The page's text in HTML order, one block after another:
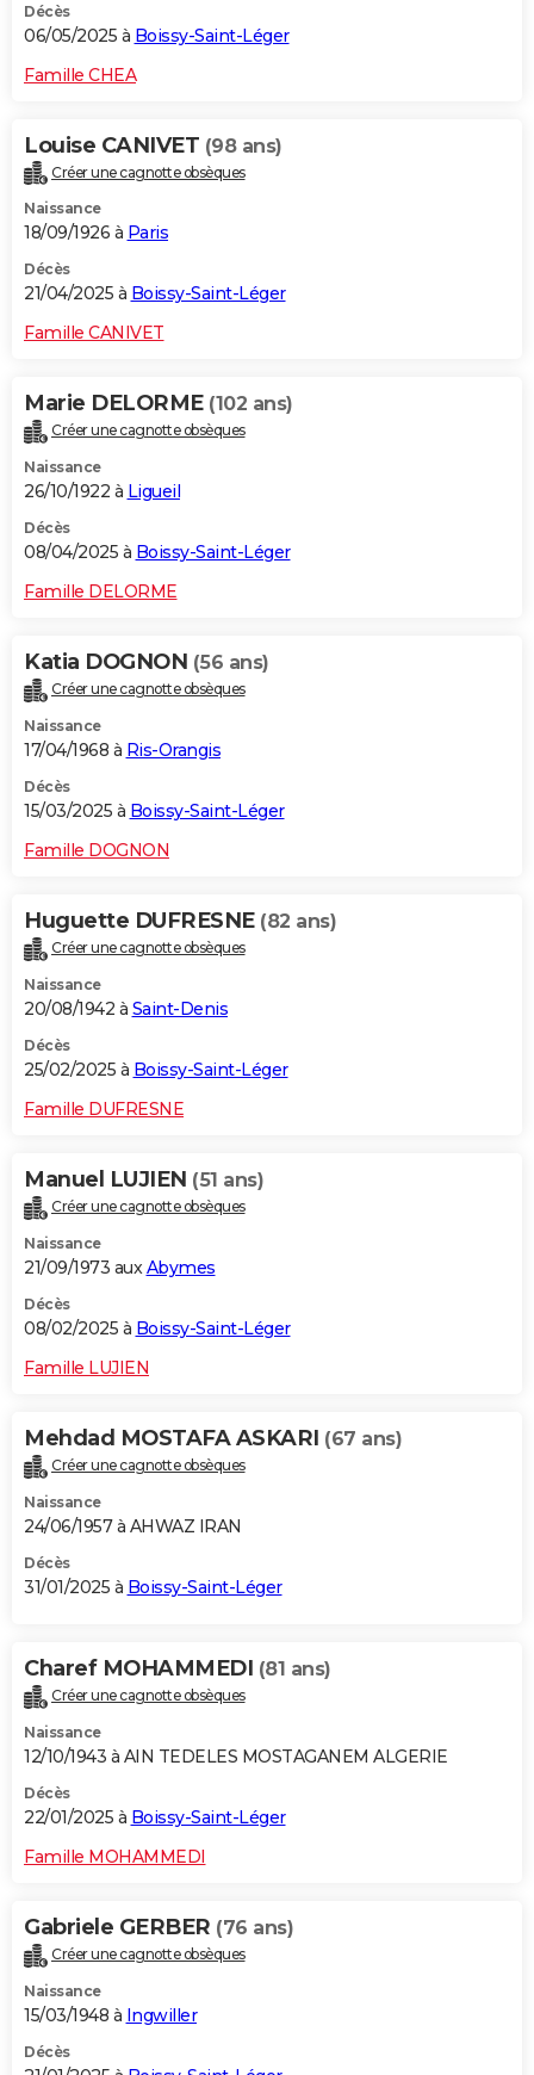
Décès
06/05/2025 à Boissy-Saint-Léger
Famille CHEA
Louise CANIVET (98 ans)
Créer une cagnotte obsèques
Naissance
18/09/1926 à Paris
Décès
21/04/2025 à Boissy-Saint-Léger
Famille CANIVET
Marie DELORME (102 ans)
Créer une cagnotte obsèques
Naissance
26/10/1922 à Ligueil
Décès
08/04/2025 à Boissy-Saint-Léger
Famille DELORME
Katia DOGNON (56 ans)
Créer une cagnotte obsèques
Naissance
17/04/1968 à Ris-Orangis
Décès
15/03/2025 à Boissy-Saint-Léger
Famille DOGNON
Huguette DUFRESNE (82 ans)
Créer une cagnotte obsèques
Naissance
20/08/1942 à Saint-Denis
Décès
25/02/2025 à Boissy-Saint-Léger
Famille DUFRESNE
Manuel LUJIEN (51 ans)
Créer une cagnotte obsèques
Naissance
21/09/1973 auxAbymes
Décès
08/02/2025 à Boissy-Saint-Léger
Famille LUJIEN
Mehdad MOSTAFA ASKARI (67 ans)
Créer une cagnotte obsèques
Naissance
24/06/1957 à AHWAZ IRAN
Décès
31/01/2025 à Boissy-Saint-Léger
Charef MOHAMMEDI (81 ans)
Créer une cagnotte obsèques
Naissance
12/10/1943 à AIN TEDELES MOSTAGANEM ALGERIE
Décès
22/01/2025 à Boissy-Saint-Léger
Famille MOHAMMEDI
Gabriele GERBER (76 ans)
Créer une cagnotte obsèques
Naissance
15/03/1948 à Ingwiller
Décès